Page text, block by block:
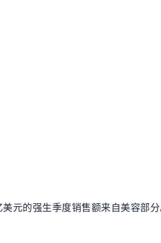
元的强生季度销售额来自美容部